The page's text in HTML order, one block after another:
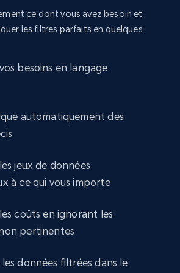
Return policy, and more.
Title, Seller name, Seller rating,
Root category, and
359+ Buy Now
ce dont vous avez besoin et
les filtres parfaits en quelques
besoins en langage
automatiquement des
jeux de données
à ce qui vous importe
coûts en ignorant les
pertinentes
données filtrées dans le